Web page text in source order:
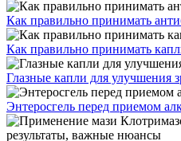
Как правильно принимать
Как правильно принимать
Глазные капли для улучшения
Энтеросгель перед приемом